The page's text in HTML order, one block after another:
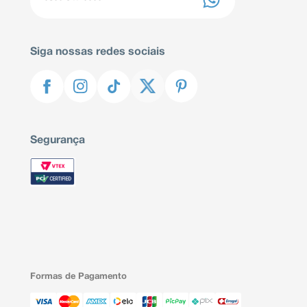
Siga nossas redes sociais
Segurança
Formas de Pagamento